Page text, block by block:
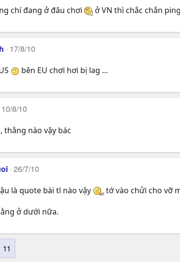
chí đang ở đâu chơi ở VN thì chắc chắn
17/8/10
bên EU chơi hơi bị lag ...
10/8/10
thằng nào vậy bác
26/7/10
là quote bài tl nào vậy
tớ vào chửi cho vỡ
ở dưới nữa.
11